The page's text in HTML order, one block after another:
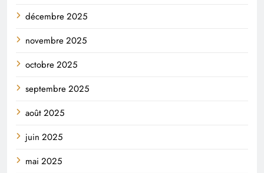
décembre 2025
novembre 2025
octobre 2025
septembre 2025
août 2025
juin 2025
mai 2025